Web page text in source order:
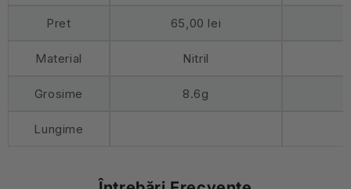
Pret 65,00 lei
Material Nitril
Grosime 8.6g
Lungime